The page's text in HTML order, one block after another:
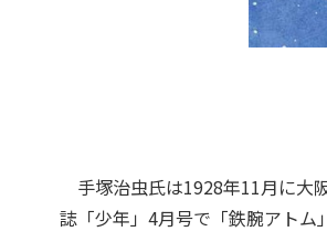
手塚治虫氏は1928年11月に大
誌「少年」4月号で「鉄腕アトム